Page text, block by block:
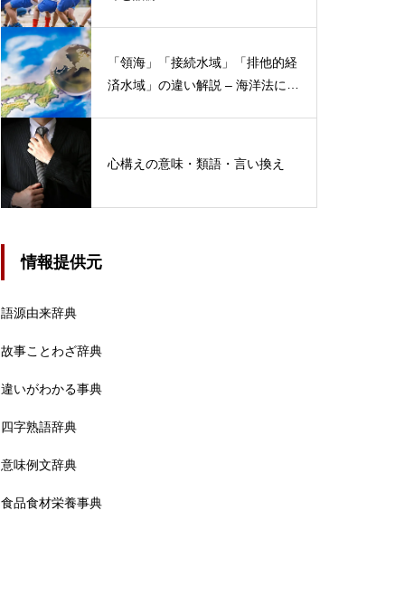
「領海」「接続水域」「排他的経
済水域」の違い解説 – 海洋法にお
心構えの意味・類語・言い換え
情報提供元
語源由来辞典
故事ことわざ辞典
違いがわかる事典
四字熟語辞典
意味例文辞典
食品食材栄養事典